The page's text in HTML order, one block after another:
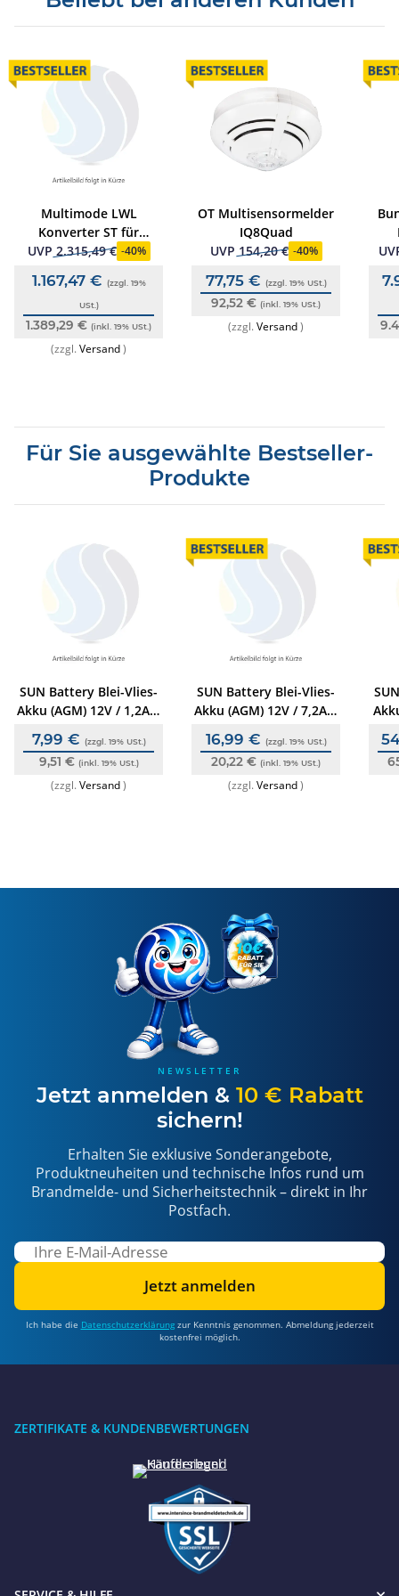
Multimode LWL
Konverter ST für
essernet
UVP 2.315,49 € -40%
1.167,47 € (zzgl. 19%
USt.)
1.389,29 € (inkl. 19% USt.)
(zzgl.Versand)
OT Multisensormelder
IQ8Quad
UVP 154,20 € -40%
77,75 € (zzgl. 19% USt.)
92,52 € (inkl. 19% USt.)
(zzgl.Versand)
Für Sie ausgewählte Bestseller-
Produkte
SUN Battery Blei-Vlies-
Akku (AGM) 12V / 1,2Ah,
VdS-zertifiziert,
wartungsfrei
7,99 € (zzgl. 19% USt.)
9,51 € (inkl. 19% USt.)
(zzgl.Versand)
SUN Battery Blei-Vlies-
Akku (AGM) 12V / 7,2Ah,
VdS-zertifiziert,
wartungsfrei
16,99 € (zzgl. 19% USt.)
20,22 € (inkl. 19% USt.)
(zzgl.Versand)
NEWSLETTER
Jetzt anmelden & 10 € Rabatt
sichern!
Erhalten Sie exklusive Sonderangebote,
Produktneuheiten und technische Infos rund um
Brandmelde- und Sicherheitstechnik – direkt in Ihr
Postfach.
Jetzt anmelden
Ich habe die Datenschutzerklärungzur Kenntnis genommen. Abmeldung jederzeit
kostenfrei möglich.
ZERTIFIKATE & KUNDENBEWERTUNGEN